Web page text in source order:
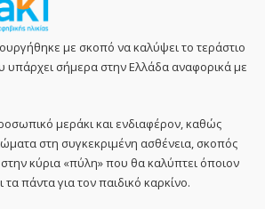
με σκοπό να καλύψει το τεράστιο
υπάρχει σήμερα στην Ελλάδα αναφορικά με
μεράκι και ενδιαφέρον, καθώς
στη συγκεκριμένη ασθένεια, σκοπός
στην κύρια «πύλη» που θα καλύπτει όποιον
τα πάντα για τον παιδικό καρκίνο.